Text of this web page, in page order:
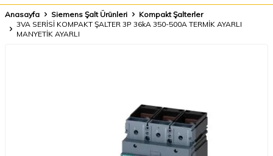
Anasayfa Siemens Şalt Ürünleri
Kompakt Şalterler
3VA SERİSİ KOMPAKT ŞALTER 3P 36kA 350-500A TERMİK AYARLI
MANYETİK AYARLI